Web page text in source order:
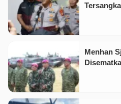
Menhan